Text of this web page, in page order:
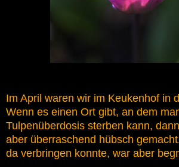
Im April waren wir im Keukenhof in
Wenn es einen Ort gibt, an dem
Tulpenüberdosis sterben kann,
aber überraschend hübsch
da verbringen konnte, war aber